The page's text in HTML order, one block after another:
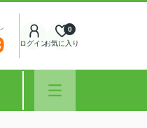
ログインお気に入り
0